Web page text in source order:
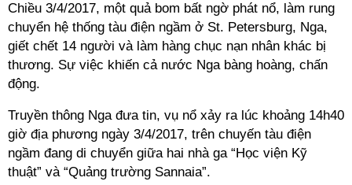
Chiều 3/4/2017, một quả bom bất ngờ phát nổ, làm rung
chuyển hệ thống tàu điện ngầm ở St. Petersburg, Nga,
giết chết 14 người và làm hàng chục nạn nhân khác bị
thương. Sự việc khiến cả nước Nga bàng hoàng, chấn
động.
Truyền thông Nga đưa tin, vụ nổ xảy ra lúc khoảng 14h40
giờ địa phương ngày 3/4/2017, trên chuyến tàu điện
ngầm đang di chuyển giữa hai nhà ga “Học viện Kỹ
thuật” và “Quảng trường Sannaia”.